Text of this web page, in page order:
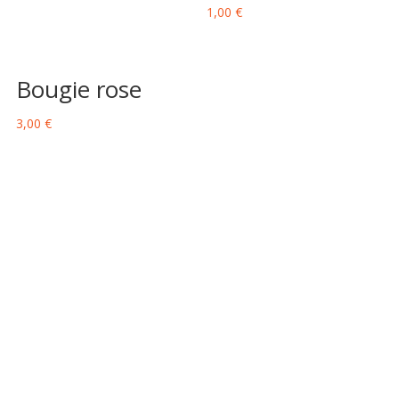
1,00€
Bougie rose
3,00€